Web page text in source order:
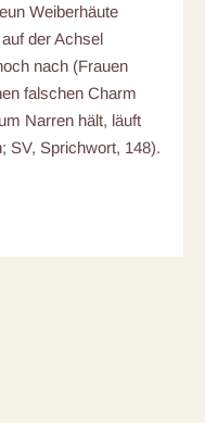
Weiberhäute
der Achsel
nach (Frauen
falschen Charm
Narren hält, läuft
SV, Sprichwort, 148).